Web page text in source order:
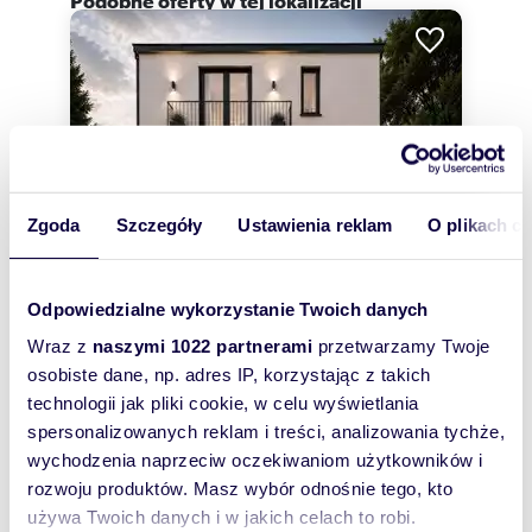
Zgoda Szczegóły Ustawienia reklam O plikach
Odpowiedzialne wykorzystanie Twoich danych
Wraz z naszymi 1022 partnerami przetwarzamy Twoje
osobiste dane, np. adres IP, korzystając z takich
technologii jak pliki cookie, w celu wyświetlania
spersonalizowanych reklam i treści, analizowania tychże,
wychodzenia naprzeciw oczekiwaniom użytkowników i
rozwoju produktów. Masz wybór odnośnie tego, kto
używa Twoich danych i w jakich celach to robi.
235m 2 0,0483ha 5 6 809 zł/m 2
Dom do remontu w Krzykach (235 m², duży
parking)
1 600 000 zł
dom Wrocław, Krzyki